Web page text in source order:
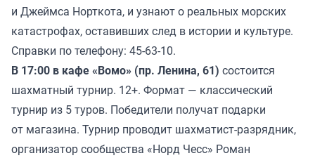
и Джеймса Норткота, и узнают о реальных морских
катастрофах, оставивших след в истории и культуре.
Справки по телефону: 45-63-10.
В 17:00 в кафе «Вомо» (пр. Ленина, 61) состоится
шахматный турнир. 12+. Формат — классический
турнир из 5 туров. Победители получат подарки
от магазина. Турнир проводит шахматист-разрядник,
организатор сообщества «Норд Чесс» Роман